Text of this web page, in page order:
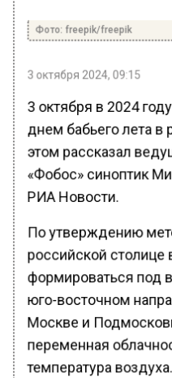
Фото: freepik/freepik
3 октября 2024, 09:15
3 октября в 2024
днем бабьего лета в
этом рассказал
«Фобос» синоптик
РИА Новости.
По утверждению
российской
формироваться под
юго-восточном
Москве и
переменная
температура